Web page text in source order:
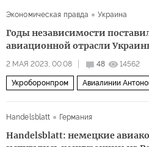
Экономическая правда Украина
Годы независимости
авиационной отрасли
2 МАЯ 2023, 00:08 48 14562
Укроборонпром Авиалинии
Handelsblatt Германия
Handelsblatt: немецкие